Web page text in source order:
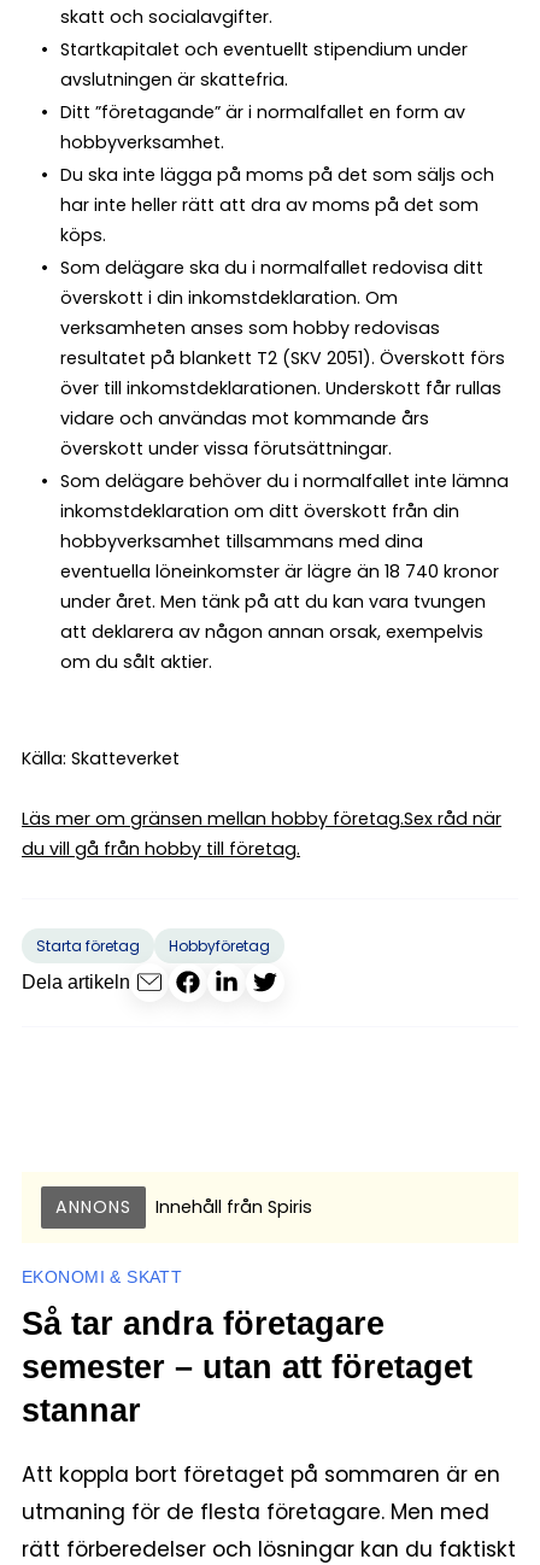
skatt och socialavgifter.
Startkapitalet och eventuellt stipendium under
avslutningen är skattefria.
Ditt ”företagande” är i normalfallet en form av
hobbyverksamhet.
Du ska inte lägga på moms på det som säljs och
har inte heller rätt att dra av moms på det som
köps.
Som delägare ska du i normalfallet redovisa ditt
överskott i din inkomstdeklaration. Om
verksamheten anses som hobby redovisas
resultatet på blankett T2 (SKV 2051). Överskott förs
över till inkomstdeklarationen. Underskott får rullas
vidare och användas mot kommande års
överskott under vissa förutsättningar.
Som delägare behöver du i normalfallet inte lämna
inkomstdeklaration om ditt överskott från din
hobbyverksamhet tillsammans med dina
eventuella löneinkomster är lägre än 18 740 kronor
under året. Men tänk på att du kan vara tvungen
att deklarera av någon annan orsak, exempelvis
om du sålt aktier.
Källa: Skatteverket
Läs mer om gränsen mellan hobby företag.Sex råd när
du vill gå från hobby till företag.
Starta företag
Hobbyföretag
Dela artikeln
ANNONS Innehåll från Spiris
EKONOMI & SKATT
Så tar andra företagare
semester – utan att företaget
stannar
Att koppla bort företaget på sommaren är en
utmaning för de flesta företagare. Men med
rätt förberedelser och lösningar kan du faktiskt